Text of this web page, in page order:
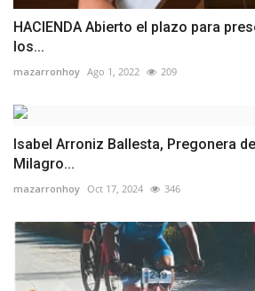
HACIENDA Abierto el plazo para
los...
mazarronhoy Ago 1, 2022 209
Isabel Arroniz Ballesta, Pregonera
Milagro...
mazarronhoy Oct 17, 2024 346